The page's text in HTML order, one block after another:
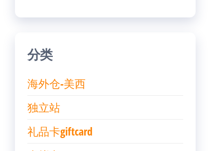
分类
海外仓-美西
独立站
礼品卡giftcard